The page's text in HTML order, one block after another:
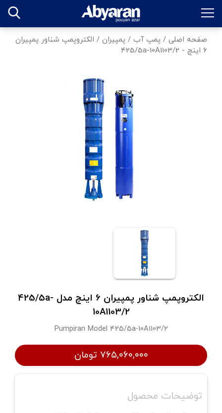
صفحه اصلی / پمپ آب / پمپیران / الکتروپمپ شناور پمپیران
6 اینچ - 425/5a-10A1103/2
الکتروپمپ شناور پمپیران 6 اینچ مدل 425/5a-
10A1103/2
Pumpiran Model 425/5a-10A1103/2
۷۶۵,۰۶۰,۰۰۰ تومان
توضیحات محصول